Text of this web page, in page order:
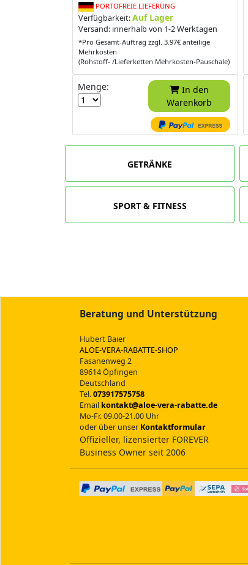
PORTOFREIE LIEFERUNG
Verfügbarkeit:Auf Lager
Versand: innerhalb von 1-2 Werktagen
*Pro Gesamt-Auftrag zzgl. 3.97€ anteilige
Mehrkosten
(Rohstoff- /Lieferketten Mehrkosten-Pauschale)
Menge:
In den
Warenkorb
GETRÄNKE
SPORT & FITNESS
Beratung und Unterstützung
Hubert Baier
ALOE-VERA-RABATTE-SHOP
Fasanenweg 2
89614 Öpfingen
Deutschland
Tel.073917575758
Email kontakt@aloe-vera-rabatte.de
Mo-Fr. 09.00-21.00 Uhr
oder über unser Kontaktformular
Offizieller, lizensierter FOREVER
Business Owner seit 2006